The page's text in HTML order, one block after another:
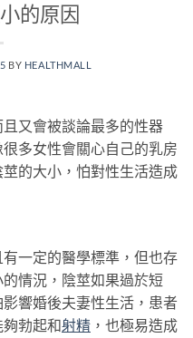
的原因
BY HEALTHMALL
又會被談論最多的性器
多女性會關心自己的乳房
的大小，怕對性生活造成
一定的醫學標準，但也存
情況，陰莖如果過於短
響婚後夫妻性生活，患者
勃起和射精 ，也極易造成